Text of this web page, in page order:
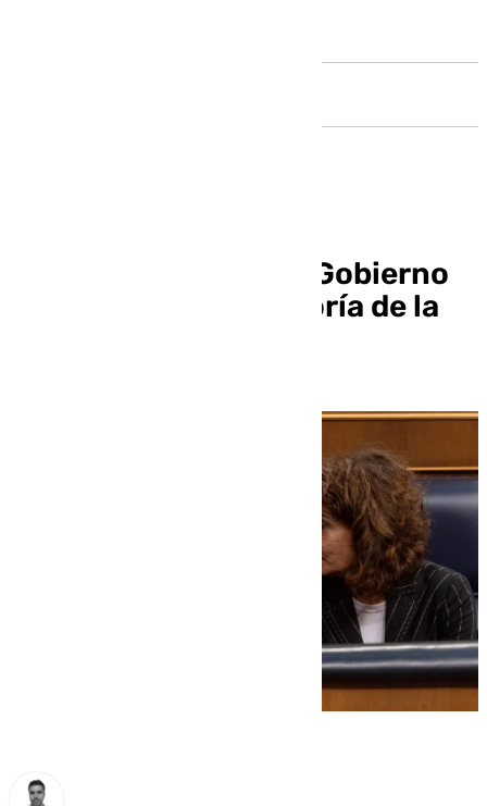
La reforma fiscal del Gobierno
pone al límite la mayoría de la